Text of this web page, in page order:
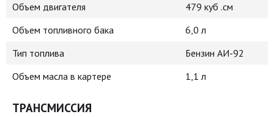
Объем двигателя
479 куб .см
Объем топливного бака
6,0 л
Тип топлива
Бензин АИ-92
Объем масла в картере
1,1 л
ТРАНСМИССИЯ